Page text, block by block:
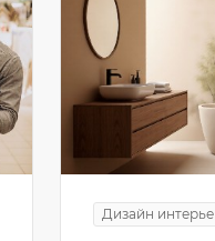
Дизайн